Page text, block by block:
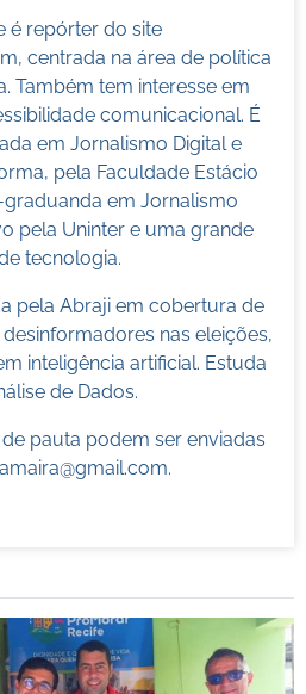
é repórter do site
centrada na área de política
Também tem interesse em
comunicacional. É
em Jornalismo Digital e
pela Faculdade Estácio
em Jornalismo
pela Uninter e uma grande
tecnologia.
pela Abraji em cobertura de
nas eleições,
inteligência artificial. Estuda
de Dados.
pauta podem ser enviadas
.